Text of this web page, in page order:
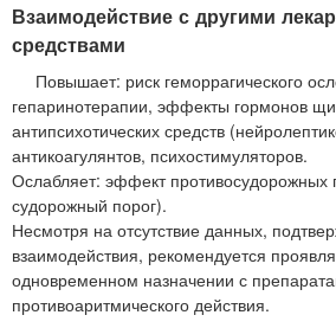
Взаимодействие с другими
средствами
Повышает: риск геморрагического
гепаринотерапии, эффекты гормонов
антипсихотических средств
антикоагулянтов, психостимуляторов.
Ослабляет: эффект противосудорожных
судорожный порог).
Несмотря на отсутствие данных,
взаимодействия, рекомендуется
одновременном назначении с
противоаритмического действия.